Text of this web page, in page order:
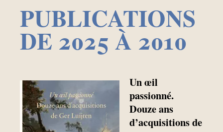
PUBLICATIONS
DE 2025 À 2010
Un œil
passionné.
Douze ans
d’acquisitions de